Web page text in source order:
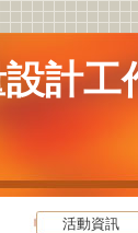
計工
活動資訊